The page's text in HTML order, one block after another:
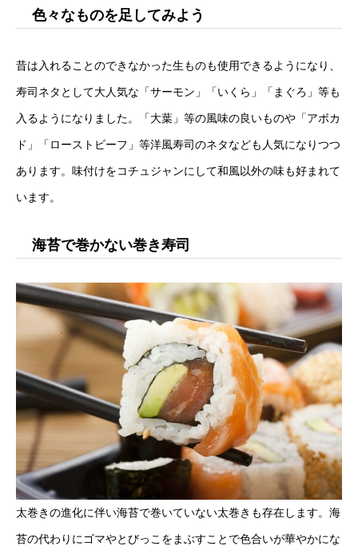
色々なものを足してみよう
昔は入れることのできなかった生ものも使用できるようになり、
寿司ネタとして大人気な「サーモン」「いくら」「まぐろ」等も
入るようになりました。「大葉」等の風味の良いものや「アボカ
ド」「ローストビーフ」等洋風寿司のネタなども人気になりつつ
あります。味付けをコチュジャンにして和風以外の味も好まれて
います。
海苔で巻かない巻き寿司
太巻きの進化に伴い海苔で巻いていない太巻きも存在します。海
苔の代わりにゴマやとびっこをまぶすことで色合いが華やかにな